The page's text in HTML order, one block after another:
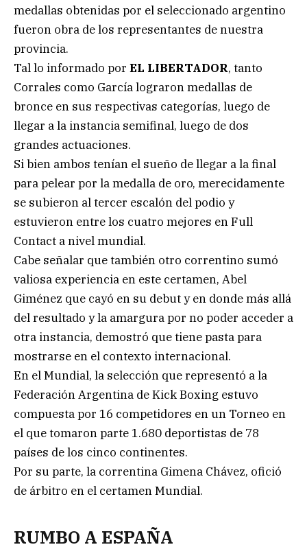
medallas obtenidas por el seleccionado argentino
fueron obra de los representantes de nuestra
provincia.
Tal lo informado por EL LIBERTADOR, tanto
Corrales como García lograron medallas de
bronce en sus respectivas categorías, luego de
llegar a la instancia semifinal, luego de dos
grandes actuaciones.
Si bien ambos tenían el sueño de llegar a la final
para pelear por la medalla de oro, merecidamente
se subieron al tercer escalón del podio y
estuvieron entre los cuatro mejores en Full
Contact a nivel mundial.
Cabe señalar que también otro correntino sumó
valiosa experiencia en este certamen, Abel
Giménez que cayó en su debut y en donde más allá
del resultado y la amargura por no poder acceder a
otra instancia, demostró que tiene pasta para
mostrarse en el contexto internacional.
En el Mundial, la selección que representó a la
Federación Argentina de Kick Boxing estuvo
compuesta por 16 competidores en un Torneo en
el que tomaron parte 1.680 deportistas de 78
países de los cinco continentes.
Por su parte, la correntina Gimena Chávez, ofició
de árbitro en el certamen Mundial.
RUMBO A ESPAÑA